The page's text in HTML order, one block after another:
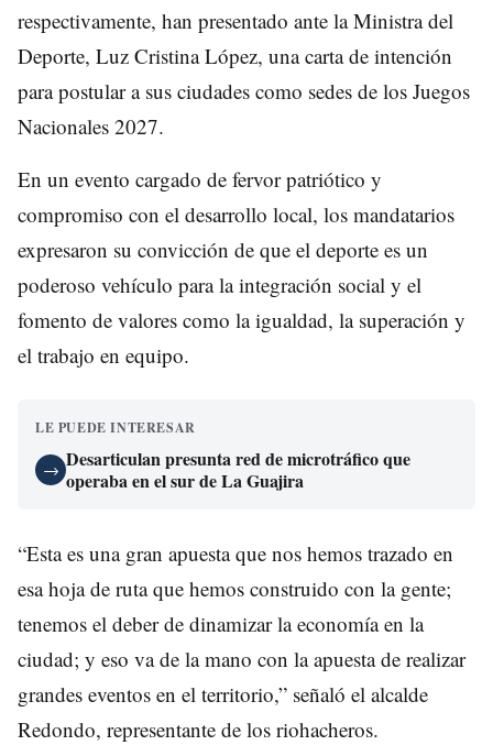
respectivamente, han presentado ante la Ministra del
Deporte, Luz Cristina López, una carta de intención
para postular a sus ciudades como sedes de los Juegos
Nacionales 2027.
En un evento cargado de fervor patriótico y
compromiso con el desarrollo local, los mandatarios
expresaron su convicción de que el deporte es un
poderoso vehículo para la integración social y el
fomento de valores como la igualdad, la superación y
el trabajo en equipo.
LE PUEDE INTERESAR
→ Desarticulan presunta red de microtráfico que
operaba en el sur de La Guajira
“Esta es una gran apuesta que nos hemos trazado en
esa hoja de ruta que hemos construido con la gente;
tenemos el deber de dinamizar la economía en la
ciudad; y eso va de la mano con la apuesta de realizar
grandes eventos en el territorio,” señaló el alcalde
Redondo, representante de los riohacheros.